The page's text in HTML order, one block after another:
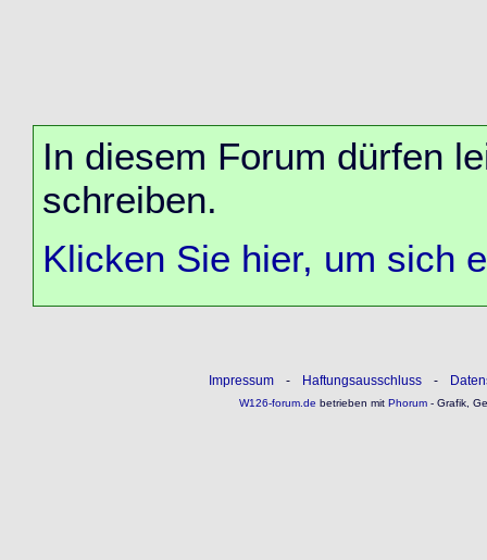
In diesem Forum dürfen
schreiben.
Klicken Sie hier, um sich
Impressum - Haftungsausschluss -
W126-forum.de betrieben mitPhorum- Grafik,